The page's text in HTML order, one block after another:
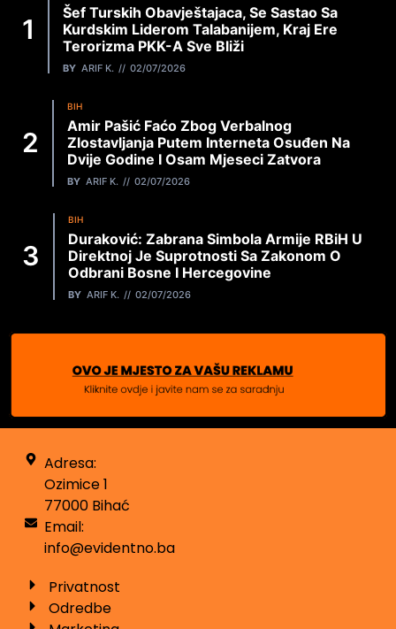
Šef Turskih Obavještajaca, Se Sastao Sa
Kurdskim Liderom Talabanijem, Kraj Ere
Terorizma PKK-A Sve Bliži
BY ARIF K. 02/07/2026
BIH
Amir Pašić Faćo Zbog Verbalnog
Zlostavljanja Putem Interneta Osuđen Na
Dvije Godine I Osam Mjeseci Zatvora
BY ARIF K. 02/07/2026
BIH
Duraković: Zabrana Simbola Armije RBiH U
Direktnoj Je Suprotnosti Sa Zakonom O
Odbrani Bosne I Hercegovine
BY ARIF K. 02/07/2026
Adresa:
Ozimice 1
77000 Bihać
Email:
info@evidentno.ba
Privatnost
Odredbe